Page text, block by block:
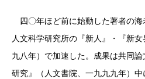
四〇年ほど前に始動した著者の
人文科学研究所の『新人』・『新
九八年）で加速した。成果は共同
研究』（人文書院、一九九九年）中